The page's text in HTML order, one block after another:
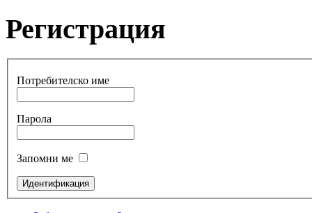
Регистрация
Потребителско име
Парола
Запомни ме